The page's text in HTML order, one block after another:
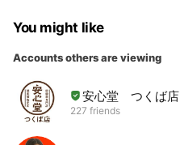
You might like
Accounts others are viewing
安心堂 つくば店
227 friends